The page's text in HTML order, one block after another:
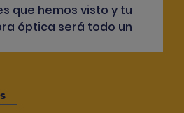
que hemos visto y tu
óptica será todo un